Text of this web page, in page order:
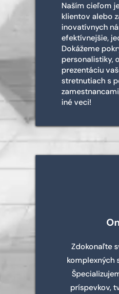
Naším cieľom
klientov alebo
inovatívnych
efektívnejšie,
Dokážeme
personalistiky,
prezentáciu
stretnutiach s
iné veci!
Zdokonaľte
komplexných
príspevkov,